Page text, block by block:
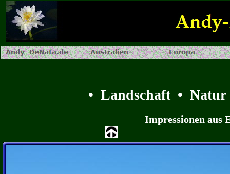
• Landschaft • Natur
Impressionen aus